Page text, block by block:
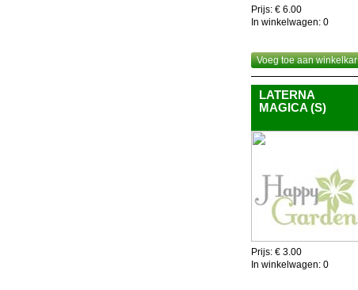
Prijs: € 6.00
In winkelwagen: 0
Voeg toe aan winkelkar
LATERNA
MAGICA (S)
Prijs: € 3.00
In winkelwagen: 0